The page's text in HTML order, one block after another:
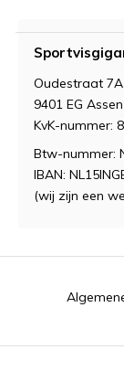
Oudestraat 7A
9401 EG Assen
KvK-nummer:
Btw-nummer:
IBAN:
(wij zijn een